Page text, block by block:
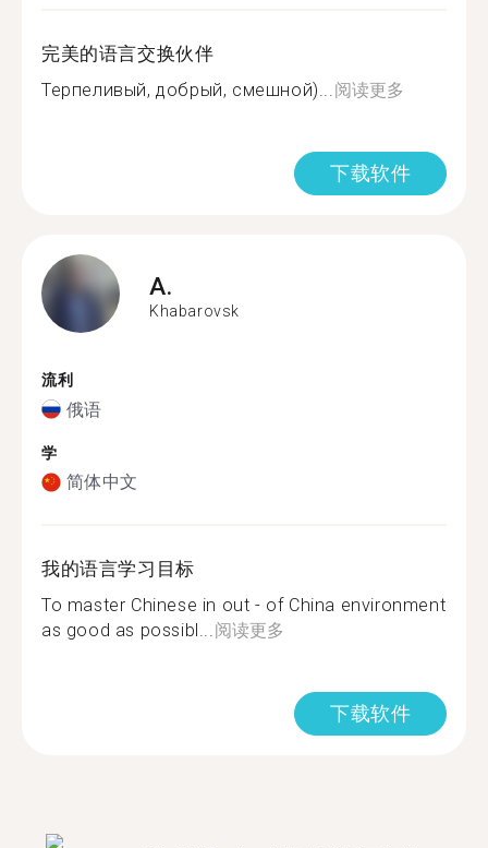
完美的语言交换伙伴
Терпеливый, добрый, смешной)...阅读更多
下载软件
A.
Khabarovsk
流利
俄语
学
简体中文
我的语言学习目标
To master Chinese in out - of China environment
as good as possibl...阅读更多
下载软件